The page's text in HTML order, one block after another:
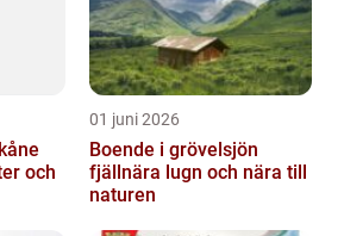
och
01 juni 2026
Boende i grövelsjön
fjällnära lugn och nära till
naturen